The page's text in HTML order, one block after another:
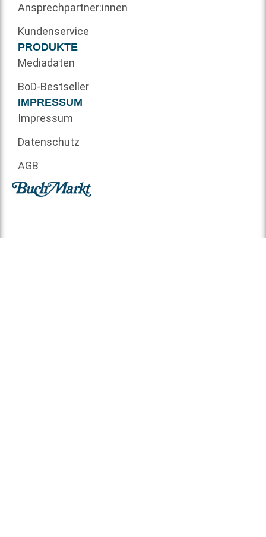
Ansprechpartner:innen
Kundenservice
PRODUKTE
Mediadaten
BoD-Bestseller
IMPRESSUM
Impressum
Datenschutz
AGB